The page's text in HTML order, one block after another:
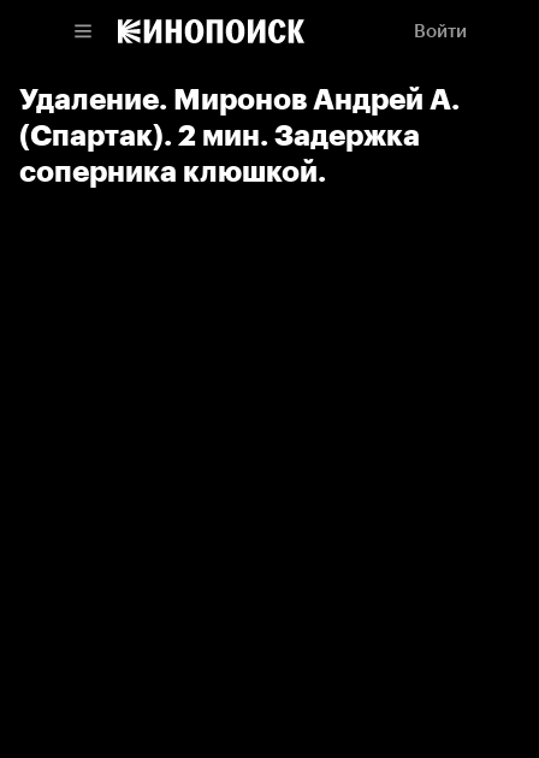
Войти
Удаление. Миронов Андрей А.
(Спартак). 2 мин. Задержка
соперника клюшкой.